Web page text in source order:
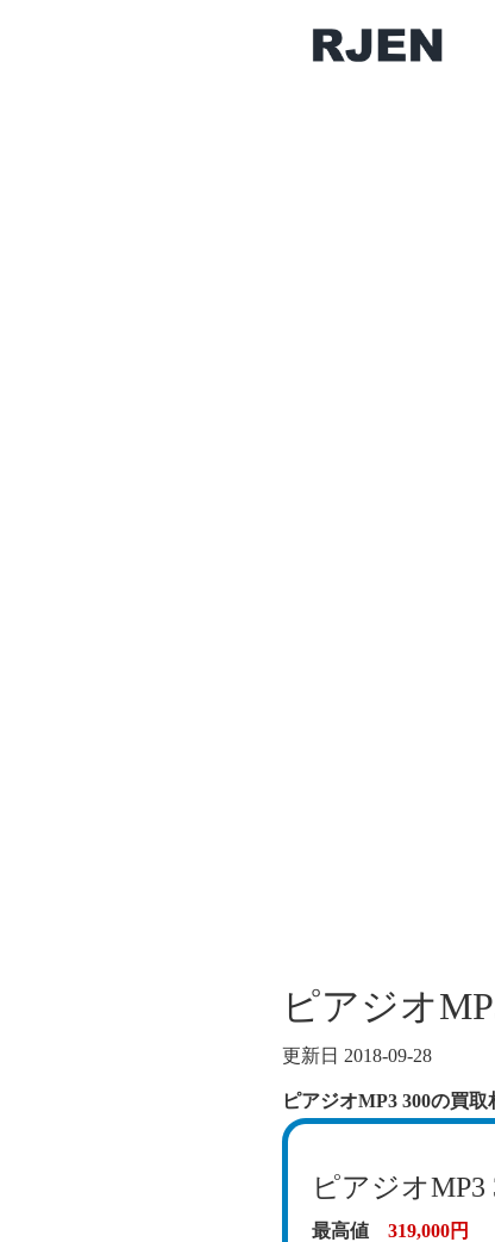
ピアジオ
更新日 2018-09-28
ピアジオMP3 300の買取
ピアジオMP3
最高値 319,000円